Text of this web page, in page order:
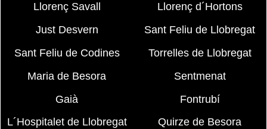
Llorenç Savall
Llorenç d´Hortons
Just Desvern
Sant Feliu de Llobregat
Sant Feliu de Codines
Torrelles de Llobregat
Maria de Besora
Sentmenat
Gaià
Fontrubí
L´Hospitalet de Llobregat
Quirze de Besora